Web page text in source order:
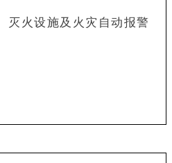
灭火设施及火灾自动报警